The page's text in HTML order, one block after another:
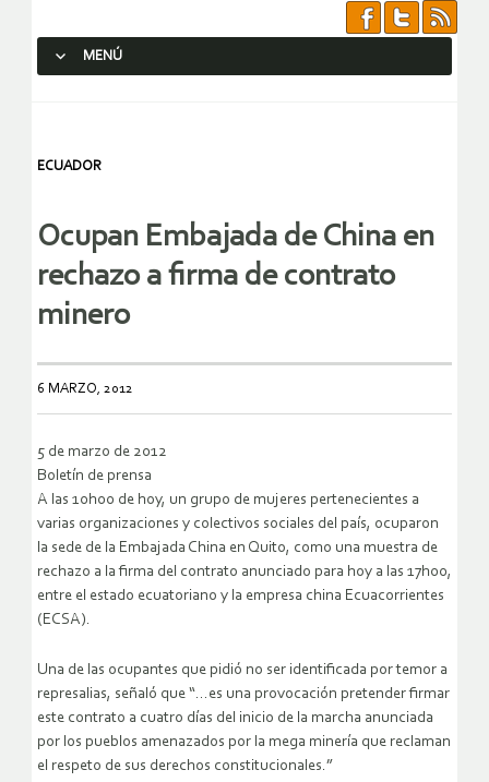
MENÚ
ECUADOR
Ocupan Embajada de China en
rechazo a firma de contrato
minero
6 MARZO, 2012
5 de marzo de 2012
Boletín de prensa
A las 10h00 de hoy, un grupo de mujeres pertenecientes a
varias organizaciones y colectivos sociales del país, ocuparon
la sede de la Embajada China en Quito, como una muestra de
rechazo a la firma del contrato anunciado para hoy a las 17h00,
entre el estado ecuatoriano y la empresa china Ecuacorrientes
(ECSA).
Una de las ocupantes que pidió no ser identificada por temor a
represalias, señaló que “…es una provocación pretender firmar
este contrato a cuatro días del inicio de la marcha anunciada
por los pueblos amenazados por la mega minería que reclaman
el respeto de sus derechos constitucionales.”